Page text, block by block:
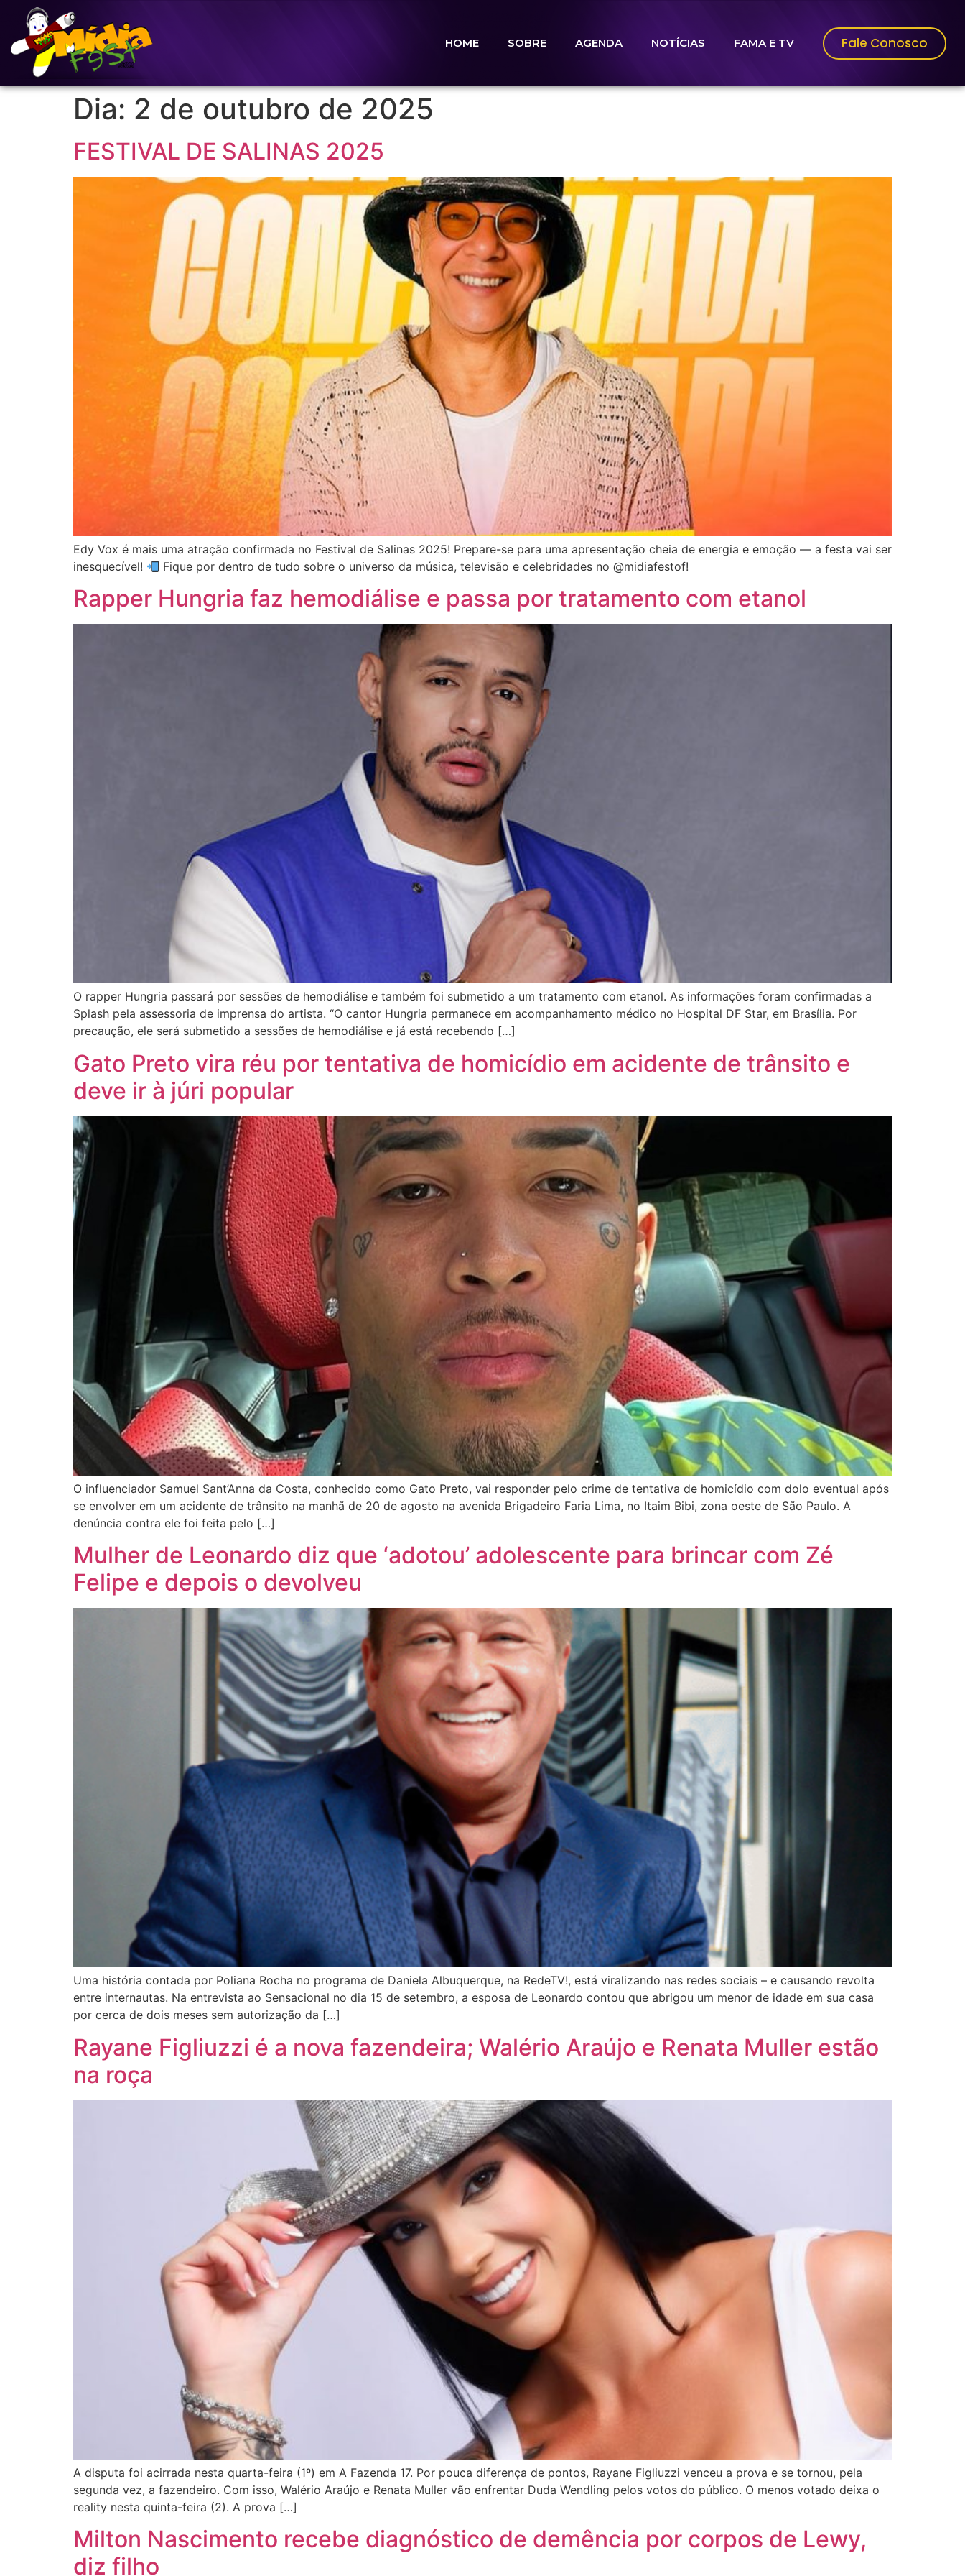
HOME SOBRE AGENDA NOTÍCIAS FAMA E TV Fale Conosco
Dia: 2 de outubro de 2025
FESTIVAL DE SALINAS 2025
Edy Vox é mais uma atração confirmada no Festival de Salinas 2025! Prepare-se para uma apresentação cheia de energia e emoção — a festa vai ser
inesquecível!
Fique por dentro de tudo sobre o universo da música, televisão e celebridades no @midiafestof!
Rapper Hungria faz hemodiálise e passa por tratamento com etanol
O rapper Hungria passará por sessões de hemodiálise e também foi submetido a um tratamento com etanol. As informações foram confirmadas a
Splash pela assessoria de imprensa do artista. “O cantor Hungria permanece em acompanhamento médico no Hospital DF Star, em Brasília. Por
precaução, ele será submetido a sessões de hemodiálise e já está recebendo […]
Gato Preto vira réu por tentativa de homicídio em acidente de trânsito e
deve ir à júri popular
O influenciador Samuel Sant’Anna da Costa, conhecido como Gato Preto, vai responder pelo crime de tentativa de homicídio com dolo eventual após
se envolver em um acidente de trânsito na manhã de 20 de agosto na avenida Brigadeiro Faria Lima, no Itaim Bibi, zona oeste de São Paulo. A
denúncia contra ele foi feita pelo […]
Mulher de Leonardo diz que ‘adotou’ adolescente para brincar com Zé
Felipe e depois o devolveu
Uma história contada por Poliana Rocha no programa de Daniela Albuquerque, na RedeTV!, está viralizando nas redes sociais – e causando revolta
entre internautas. Na entrevista ao Sensacional no dia 15 de setembro, a esposa de Leonardo contou que abrigou um menor de idade em sua casa
por cerca de dois meses sem autorização da […]
Rayane Figliuzzi é a nova fazendeira; Walério Araújo e Renata Muller estão
na roça
A disputa foi acirrada nesta quarta-feira (1º) em A Fazenda 17. Por pouca diferença de pontos, Rayane Figliuzzi venceu a prova e se tornou, pela
segunda vez, a fazendeiro. Com isso, Walério Araújo e Renata Muller vão enfrentar Duda Wendling pelos votos do público. O menos votado deixa o
reality nesta quinta-feira (2). A prova […]
Milton Nascimento recebe diagnóstico de demência por corpos de Lewy,
diz filho